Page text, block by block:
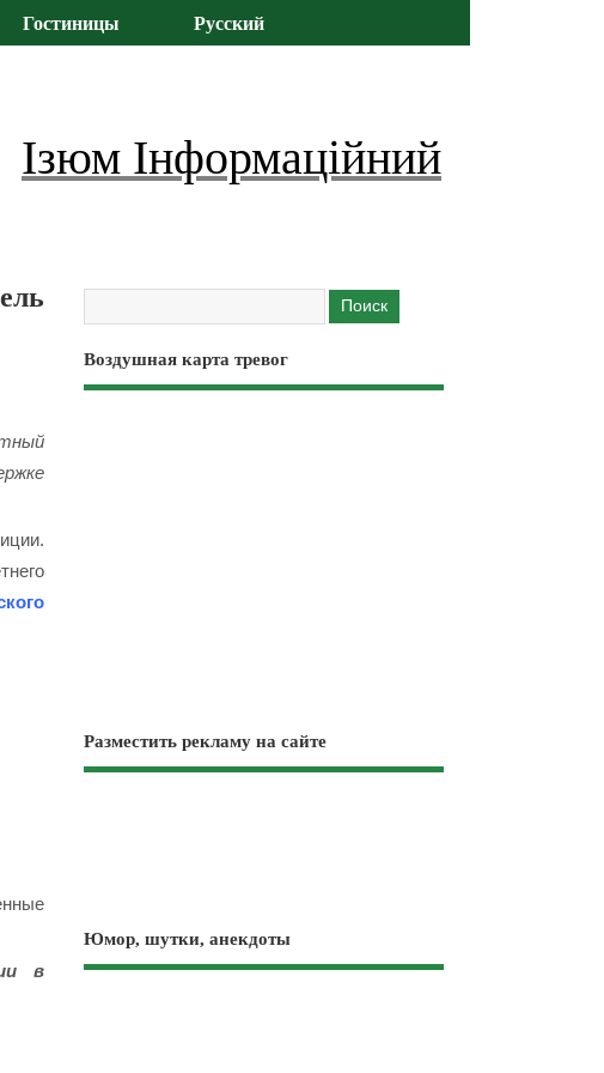
Гостиницы Русский
Ізюм Інформаційний
в
Воздушная карта тревог
Разместить рекламу на сайте
Юмор, шутки, анекдоты